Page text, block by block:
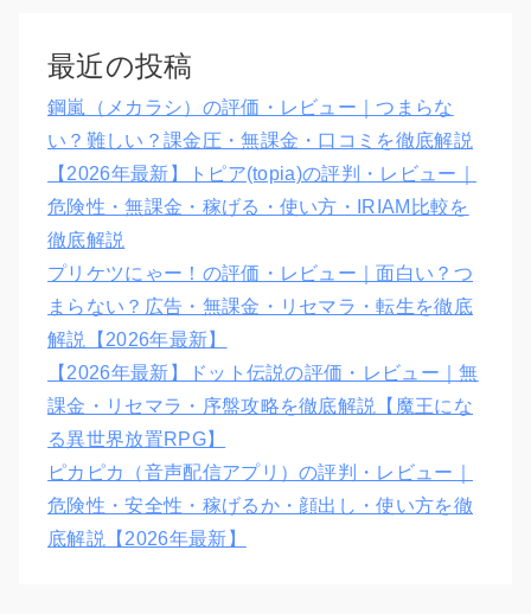
最近の投稿
鋼嵐（メカラシ）の評価・レビュー｜つまらな
い？難しい？課金圧・無課金・口コミを徹底解説
【2026年最新】トピア(topia)の評判・レビュー｜
危険性・無課金・稼げる・使い方・IRIAM比較を
徹底解説
プリケツにゃー！の評価・レビュー｜面白い？つ
まらない？広告・無課金・リセマラ・転生を徹底
解説【2026年最新】
【2026年最新】ドット伝説の評価・レビュー｜無
課金・リセマラ・序盤攻略を徹底解説【魔王にな
る異世界放置RPG】
ピカピカ（音声配信アプリ）の評判・レビュー｜
危険性・安全性・稼げるか・顔出し・使い方を徹
底解説【2026年最新】